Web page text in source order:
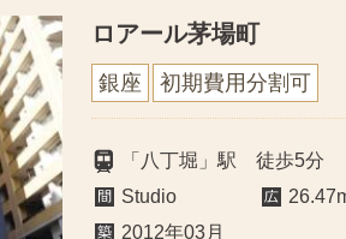
ロアール茅場町
銀座 初期費用分割可
「八丁堀」駅 徒歩5分
Studio
2012年03月